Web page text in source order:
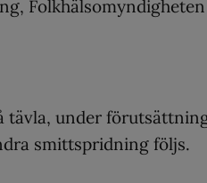
Folkhälsomyndigheten
tävla, under
smittspridning följs.